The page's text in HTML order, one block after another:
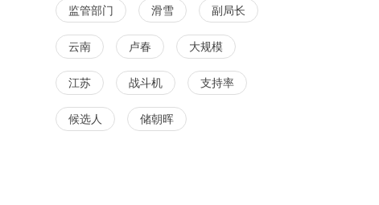
监管部门 滑雪 副局长
云南 卢春 大规模
江苏 战斗机 支持率
候选人 储朝晖